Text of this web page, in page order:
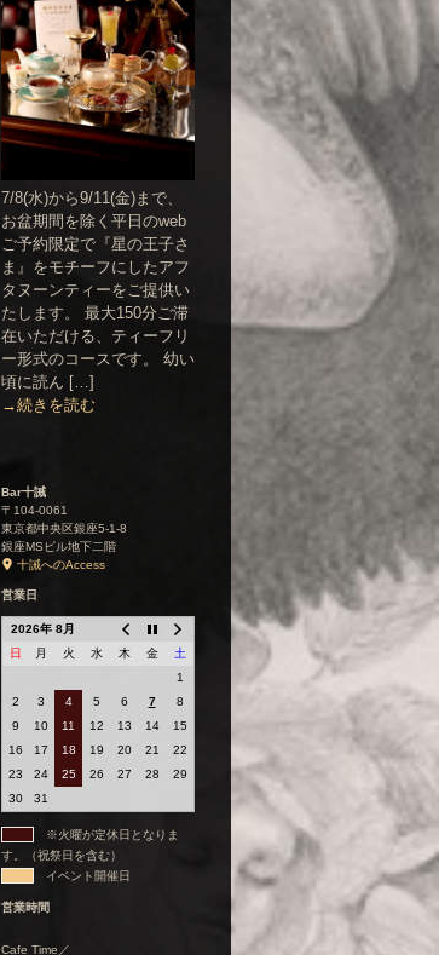
7/8(水)から9/11(金)まで、
お盆期間を除く平日のweb
ご予約限定で『星の王子さ
ま』をモチーフにしたアフ
タヌーンティーをご提供い
たします。 最大150分ご滞
在いただける、ティーフリ
ー形式のコースです。 幼い
頃に読ん […]
→続きを読む
Bar十誡
〒104-0061
東京都中央区銀座5-1-8
銀座MSビル地下二階
十誡へのAccess
営業日
2026年 8月
日
月 火 水 木 金
土
1
2
3 4 5 6 7
8
9
10 11 12 13 14
15
16
17 18 19 20 21
22
23
24 25 26 27 28
29
30
31
※火曜が定休日となりま
す。（祝祭日を含む）
イベント開催日
営業時間
Cafe Time／